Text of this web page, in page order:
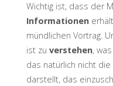
Wichtig ist, dass der
Informationen
mündlichen Vortrag.
ist zu verstehen,
das natürlich nicht
darstellt, das